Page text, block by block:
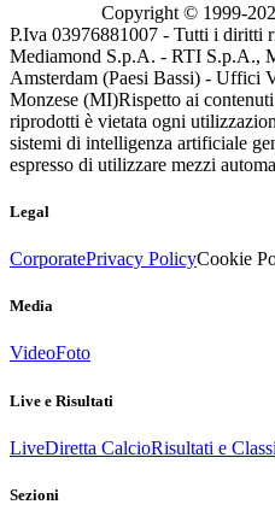
Copyright © 1999-
P.Iva 03976881007 - Tutti i diritti
Mediamond S.p.A. - RTI S.p.A.,
Amsterdam (Paesi Bassi) - Uffici
Monzese (MI)Rispetto ai
riprodotti è vietata ogni
sistemi di intelligenza artificiale
espresso di utilizzare mezzi
Legal
CorporatePrivacy PolicyCookie
Media
VideoFoto
Live e Risultati
LiveDiretta CalcioRisultati e
Sezioni